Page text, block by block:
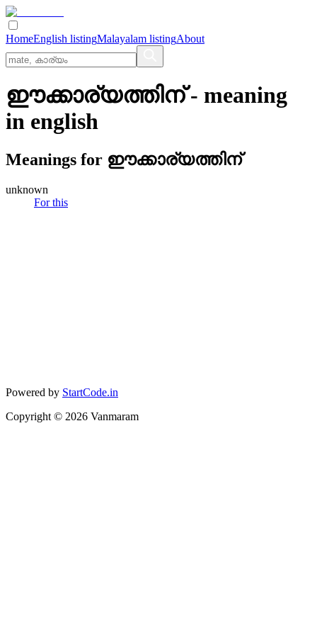
HomeEnglish listingMalayalam listingAbout
ഈക്കാര്യത്തിന്- meaning
in english
Meanings for ഈക്കാര്യത്തിന്
unknown
For this
Powered by StartCode.in
Copyright © 2026 Vanmaram